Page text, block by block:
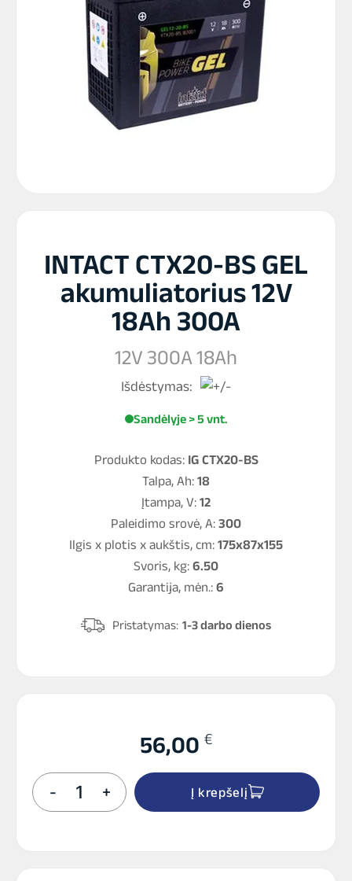
INTACT CTX20-BS GEL
akumuliatorius 12V
18Ah 300A
12V 300A 18Ah
Išdėstymas:
Sandėlyje > 5 vnt.
Produkto kodas: IG CTX20-BS
Talpa, Ah: 18
Įtampa, V: 12
Paleidimo srovė, A: 300
Ilgis x plotis x aukštis, cm: 175x87x155
Svoris, kg: 6.50
Garantija, mėn.: 6
Pristatymas: 1-3 darbo dienos
56,00 €
-
produkto
kiekis:
INTACT
+ Į krepšelį